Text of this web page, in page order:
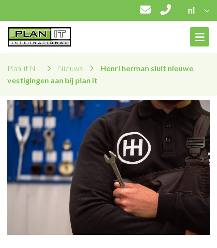
nl
Plan-it NL Nieuws
Henri herman sluit nieuwe
vestigingen aan bij plan it